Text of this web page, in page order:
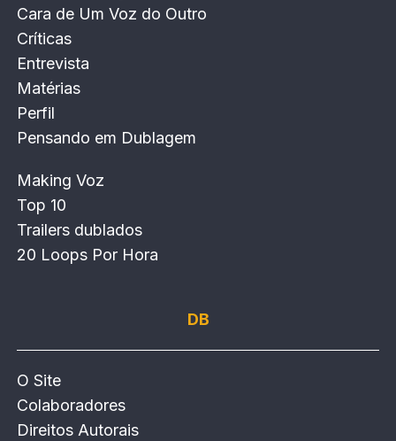
Cara de Um Voz do Outro
Críticas
Entrevista
Matérias
Perfil
Pensando em Dublagem
Making Voz
Top 10
Trailers dublados
20 Loops Por Hora
DB
O Site
Colaboradores
Direitos Autorais